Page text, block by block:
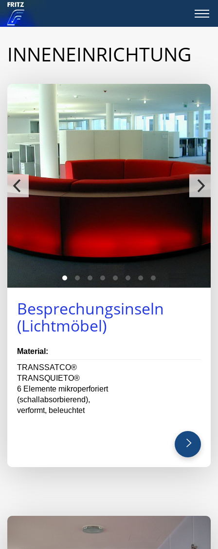
INNENEINRICHTUNG
Besprechungsinseln
(Lichtmöbel)
Material:
TRANSSATCO®
TRANSQUIETO®
6 Elemente mikroperforiert
(schallabsorbierend),
verformt, beleuchtet